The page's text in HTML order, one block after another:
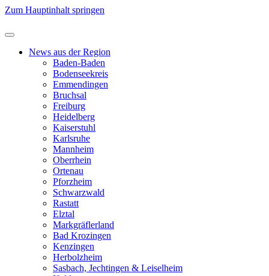
Zum Hauptinhalt springen
News aus der Region
Baden-Baden
Bodenseekreis
Emmendingen
Bruchsal
Freiburg
Heidelberg
Kaiserstuhl
Karlsruhe
Mannheim
Oberrhein
Ortenau
Pforzheim
Schwarzwald
Rastatt
Elztal
Markgräflerland
Bad Krozingen
Kenzingen
Herbolzheim
Sasbach, Jechtingen & Leiselheim